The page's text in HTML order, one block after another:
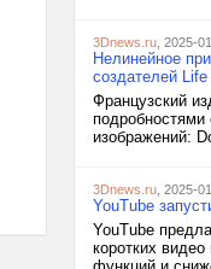
3Dnews.ru , 2025-
Нелинейное
создателей
Французский
изображений:
3Dnews.ru , 2025-
YouTube
YouTube
коротких